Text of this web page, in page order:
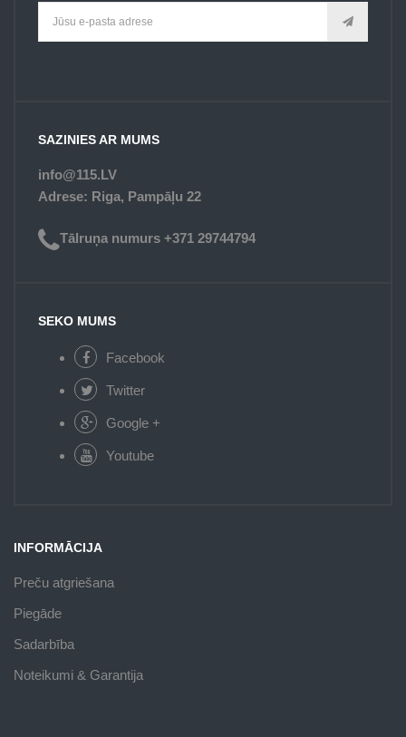
SAZINIES AR MUMS
info@115.LV
Adrese: Riga, Pampāļu 22
Tālruņa numurs +371 29744794
SEKO MUMS
Facebook
Twitter
Google +
Youtube
INFORMĀCIJA
Preču atgriešana
Piegāde
Sadarbība
Noteikumi & Garantija